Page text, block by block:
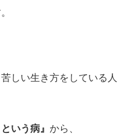
しい生き方をしている人
いう病』 から、